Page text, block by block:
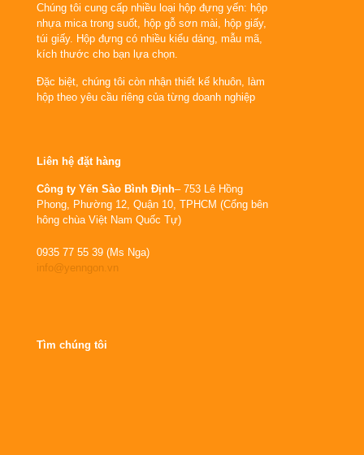
Chúng tôi cung cấp nhiều loại hộp đựng yến: hộp
nhựa mica trong suốt, hộp gỗ sơn mài, hộp giấy,
túi giấy. Hộp đựng có nhiều kiểu dáng, mẫu mã,
kích thước cho bạn lựa chọn.
Đặc biệt, chúng tôi còn nhận thiết kế khuôn, làm
hộp theo yêu cầu riêng của từng doanh nghiệp
Liên hệ đặt hàng
Công ty Yến Sào Bình Định– 753 Lê Hồng
Phong, Phường 12, Quận 10, TPHCM (Cổng bên
hông chùa Việt Nam Quốc Tự)
0935 77 55 39 (Ms Nga)
info@yenngon.vn
Tìm chúng tôi